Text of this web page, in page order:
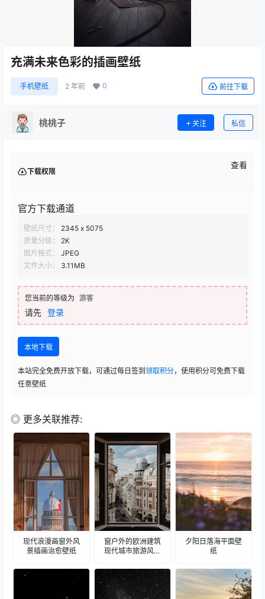
充满未来色彩的插画壁纸
手机壁纸 2 年前 0 前往下载
桃桃子 关注 私信
下载权限
查看
官方下载通道
壁纸尺寸：
2345 x 5075
质量分级：
2K
图片格式：
JPEG
文件大小：
3.11MB
您当前的等级为 游客
请先 登录
本地下载
本站完全免费开放下载，可通过每日签到 领取积分，使用积分可免费下载
任意壁纸
◎ 更多关联推荐:
现代浪漫画窗外风
景插画治愈壁纸
窗户外的欧洲建筑
现代城市旅游风景
夕阳日落海平面壁
纸